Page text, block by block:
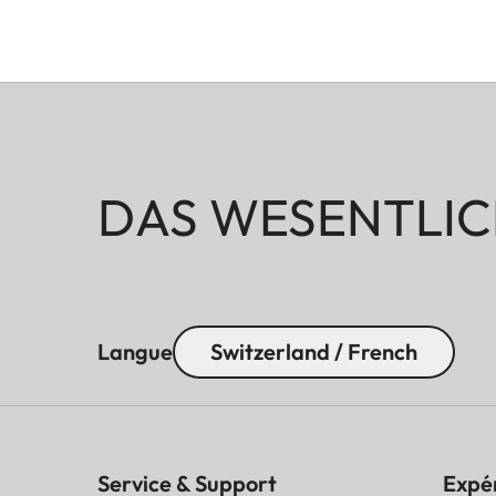
DAS
Langue Switzerland / French
Service & Support